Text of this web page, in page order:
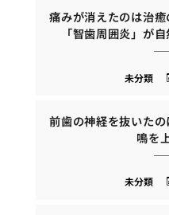
痛みが消えたのは治
「智歯周囲炎」が
未分類
前歯の神経を抜いた
鳴を
未分類